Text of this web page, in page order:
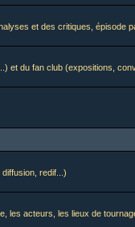
et des critiques, épisode
et du fan club (expositions,
redif...)
les acteurs, les lieux de